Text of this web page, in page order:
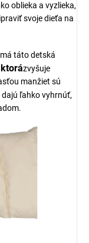
oblieka a vyzlieka,
svoje dieťa na
táto detská
zvyšuje
manžiet sú
dajú ľahko vyhrnúť,